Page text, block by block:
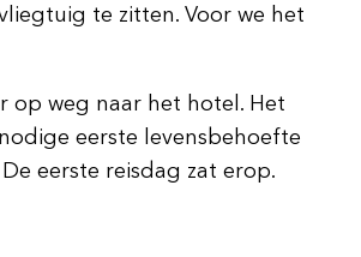
te zitten. Voor we het
op weg naar het hotel. Het
eerste levensbehoefte
eerste reisdag zat erop.